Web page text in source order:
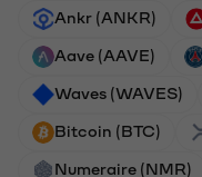
Ankr (ANKR)
Aave (AAVE)
Waves (WAVES)
Bitcoin (BTC)
Numeraire (NMR)